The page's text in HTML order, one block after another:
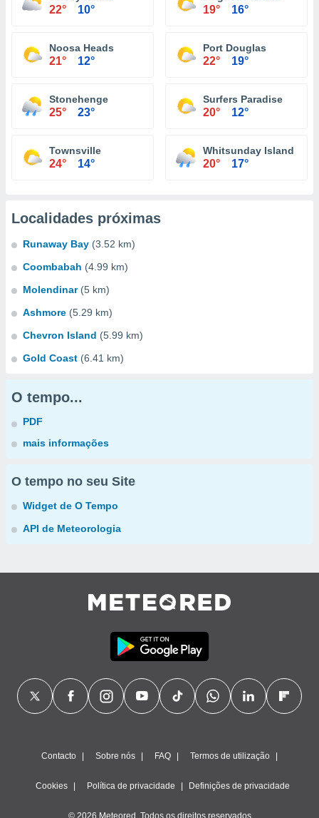
22° 10° 19° 16°
Noosa Heads
21° 12°
Port Douglas
22° 19°
Stonehenge
25° 23°
Surfers Paradise
20° 12°
Townsville
24° 14°
Whitsunday Island
20° 17°
Localidades próximas
Runaway Bay (3.52 km)
Coombabah (4.99 km)
Molendinar (5 km)
Ashmore (5.29 km)
Chevron Island (5.99 km)
Gold Coast (6.41 km)
O tempo...
PDF
mais informações
O tempo no seu Site
Widget de O Tempo
API de Meteorologia
Contacto Sobre nós FAQ Termos de utilização
Cookies Política de privacidade Definições de privacidade
© 2026 Meteored. Todos os direitos reservados